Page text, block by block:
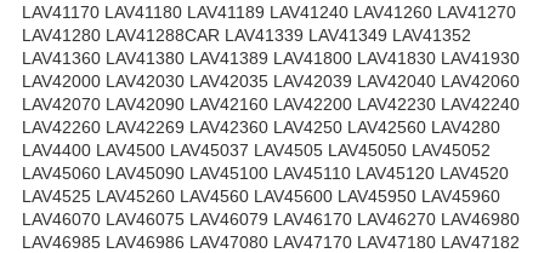
LAV41170 LAV41180 LAV41189 LAV41240 LAV41260 LAV41270
LAV41280 LAV41288CAR LAV41339 LAV41349 LAV41352
LAV41360 LAV41380 LAV41389 LAV41800 LAV41830 LAV41930
LAV42000 LAV42030 LAV42035 LAV42039 LAV42040 LAV42060
LAV42070 LAV42090 LAV42160 LAV42200 LAV42230 LAV42240
LAV42260 LAV42269 LAV42360 LAV4250 LAV42560 LAV4280
LAV4400 LAV4500 LAV45037 LAV4505 LAV45050 LAV45052
LAV45060 LAV45090 LAV45100 LAV45110 LAV45120 LAV4520
LAV4525 LAV45260 LAV4560 LAV45600 LAV45950 LAV45960
LAV46070 LAV46075 LAV46079 LAV46170 LAV46270 LAV46980
LAV46985 LAV46986 LAV47080 LAV47170 LAV47180 LAV47182